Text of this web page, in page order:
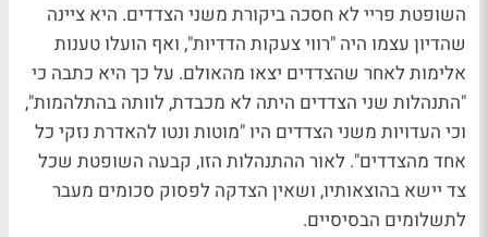
השופטת פריי לא חסכה ביקורת משני הצדדים. היא ציינה
שהדיון עצמו היה "רווי צעקות הדדיות", ואף הועלו טענות
אלימות לאחר שהצדדים יצאו מהאולם. על כך היא כתבה כי
"התנהלות שני הצדדים היתה לא מכבדת, לוותה בהתלהמות",
וכי העדויות משני הצדדים היו "מוטות ונטו להאדרת נזקי כל
אחד מהצדדים". לאור ההתנהלות הזו, קבעה השופטת שכל
צד יישא בהוצאותיו, ושאין הצדקה לפסוק סכומים מעבר
לתשלומים הבסיסיים.